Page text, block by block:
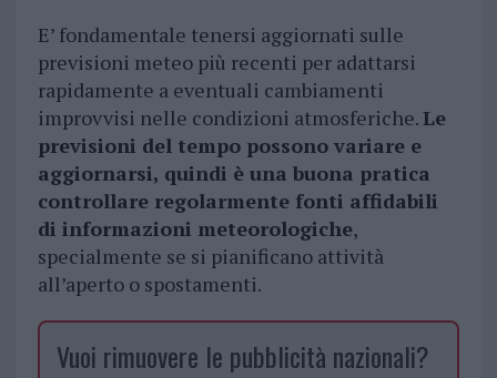
E’ fondamentale tenersi aggiornati sulle
previsioni meteo più recenti per adattarsi
rapidamente a eventuali cambiamenti
improvvisi nelle condizioni atmosferiche.Le
previsioni del tempo possono variare e
aggiornarsi, quindi è una buona pratica
controllare regolarmente fonti affidabili
di informazioni meteorologiche,
specialmente se si pianificano attività
all’aperto o spostamenti.
Vuoi rimuovere le pubblicità nazionali?